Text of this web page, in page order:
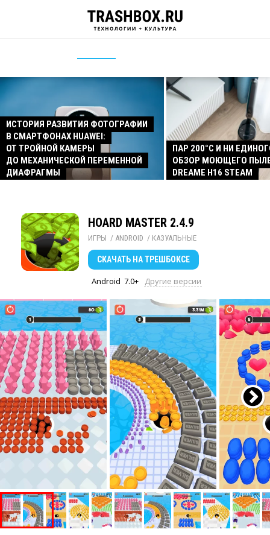
ИСТОРИЯ РАЗВИТИЯ ФОТОГРАФИИ
В СМАРТФОНАХ HUAWEI:
ОТ ТРОЙНОЙ КАМЕРЫ
ДО МЕХАНИЧЕСКОЙ ПЕРЕМЕННОЙ
ДИАФРАГМЫ
ПАР 200°C И НИ
ОБЗОР МОЮЩЕГО
DREAME H16 STEAM
HOARD MASTER 2.4.9
ИГРЫ / ANDROID / КАЗУАЛЬНЫЕ
СКАЧАТЬ НА ТРЕШБОКСЕ
Android 7.0+ Другие версии